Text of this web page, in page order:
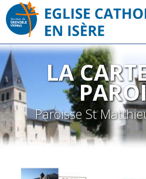
LA
Paroisse St